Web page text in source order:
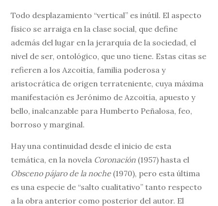
Todo desplazamiento “vertical” es inútil. El aspecto
físico se arraiga en la clase social, que define
además del lugar en la jerarquía de la sociedad, el
nivel de ser, ontológico, que uno tiene. Estas citas se
refieren a los Azcoitía, familia poderosa y
aristocrática de origen terrateniente, cuya máxima
manifestación es Jerónimo de Azcoitía, apuesto y
bello, inalcanzable para Humberto Peñalosa, feo,
borroso y marginal.
Hay una continuidad desde el inicio de esta
temática, en la novela Coronación (1957) hasta el
Obsceno pájaro de la noche(1970), pero esta última
es una especie de “salto cualitativo” tanto respecto
a la obra anterior como posterior del autor. El